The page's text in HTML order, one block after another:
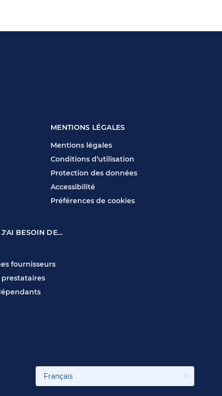
MENTIONS LÉGALES
Mentions légales
Conditions d’utilisation
Protection des données
Accessibilité
Préférences de cookies
J'AI BESOIN DE…
fournisseurs